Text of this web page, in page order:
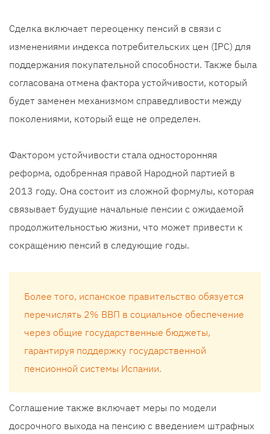
Сделка включает переоценку пенсий в связи с
изменениями индекса потребительских цен (IPC) для
поддержания покупательной способности. Также была
согласована отмена фактора устойчивости, который
будет заменен механизмом справедливости между
поколениями, который еще не определен.
Фактором устойчивости стала односторонняя
реформа, одобренная правой Народной партией в
2013 году. Она состоит из сложной формулы, которая
связывает будущие начальные пенсии с ожидаемой
продолжительностью жизни, что может привести к
сокращению пенсий в следующие годы.
Более того, испанское правительство обязуется
перечислять 2% ВВП в социальное обеспечение
через общие государственные бюджеты,
гарантируя поддержку государственной
пенсионной системы Испании.
Соглашение также включает меры по модели
досрочного выхода на пенсию с введением штрафных